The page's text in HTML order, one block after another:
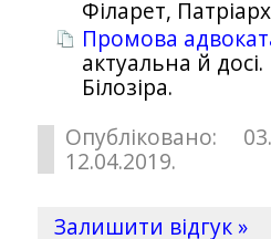
Філарет,
Промова
актуальна й досі.
Білозіра.
Опубліковано:
12.04.2019.
Залишити відгук »